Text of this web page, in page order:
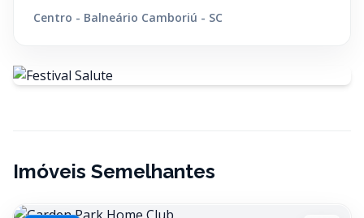
Centro - Balneário Camboriú - SC
Imóveis Semelhantes